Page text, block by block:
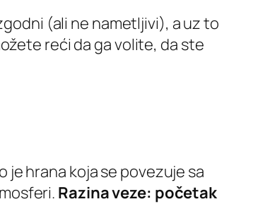
(ali ne nametljivi), a uz to
reći da ga volite, da ste
hrana koja se povezuje sa
Razina veze: početak